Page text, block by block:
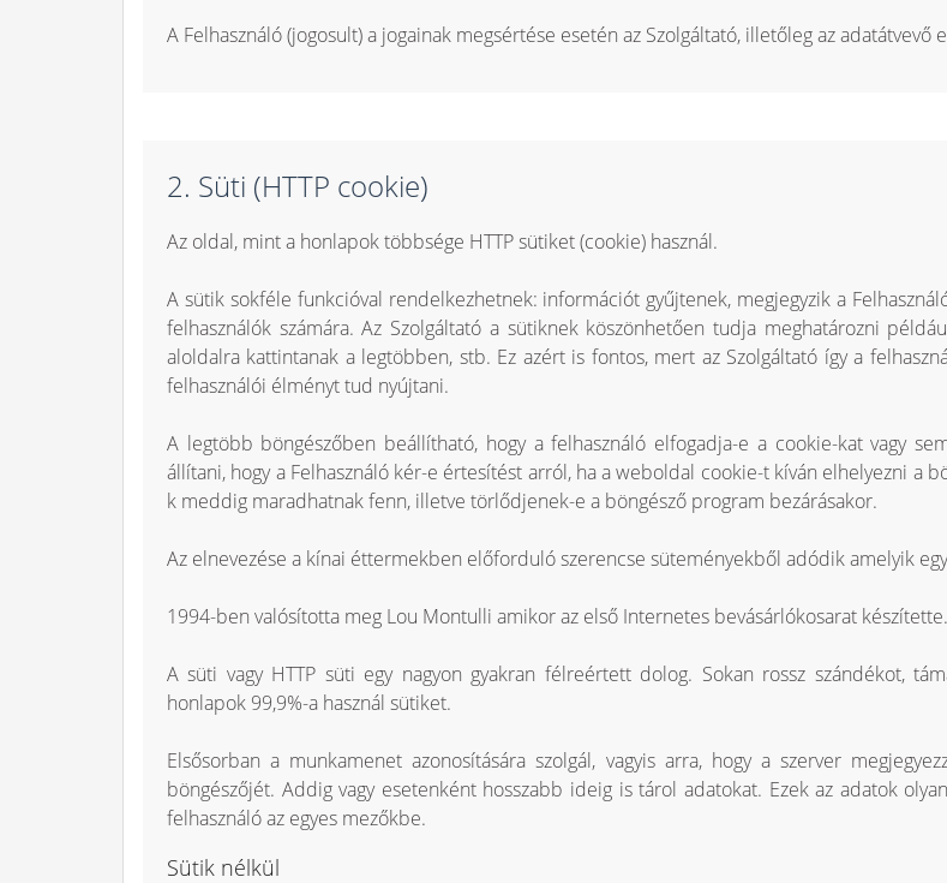
A Felhasználó (jogosult) a jogainak megsértése esetén az Szolgáltató, illetőleg az
2. Süti (HTTP cookie)
Az oldal, mint a honlapok többsége HTTP sütiket (cookie) használ.
A sütik sokféle funkcióval rendelkezhetnek: információt gyűjtenek, megjegyzik a
felhasználók számára. Az Szolgáltató a sütiknek köszönhetően tudja meghatározni
aloldalra kattintanak a legtöbben, stb. Ez azért is fontos, mert az Szolgáltató így a
felhasználói élményt tud nyújtani.
A legtöbb böngészőben beállítható, hogy a felhasználó elfogadja-e a cookie-kat vagy
állítani, hogy a Felhasználó kér-e értesítést arról, ha a weboldal cookie-t kíván elhelyezni a
k meddig maradhatnak fenn, illetve törlődjenek-e a böngésző program bezárásakor.
Az elnevezése a kínai éttermekben előforduló szerencse süteményekből adódik amelyik
1994-ben valósította meg Lou Montulli amikor az első Internetes bevásárlókosarat készítette.
A süti vagy HTTP süti egy nagyon gyakran félreértett dolog. Sokan rossz szándékot,
honlapok 99,9%-a használ sütiket.
Elsősorban a munkamenet azonosítására szolgál, vagyis arra, hogy a szerver
böngészőjét. Addig vagy esetenként hosszabb ideig is tárol adatokat. Ezek az adatok
felhasználó az egyes mezőkbe.
Sütik nélkül